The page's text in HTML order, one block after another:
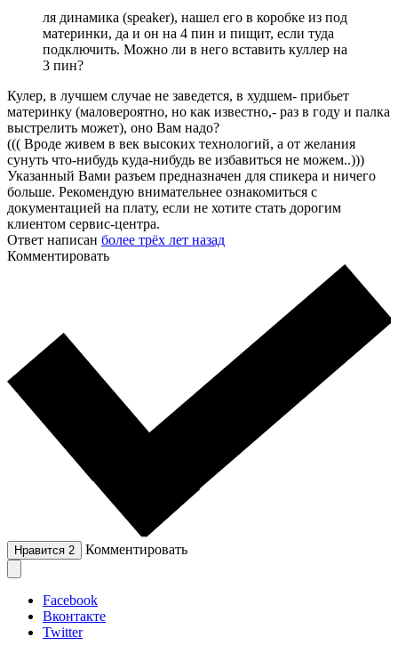
ля динамика (speaker), нашел его в коробке из под
материнки, да и он на 4 пин и пищит, если туда
подключить. Можно ли в него вставить куллер на
3 пин?
Кулер, в лучшем случае не заведется, в худшем- прибьет
материнку (маловероятно, но как известно,- раз в году и палка
выстрелить может), оно Вам надо?
((( Вроде живем в век высоких технологий, а от желания
сунуть что-нибудь куда-нибудь ве избавиться не можем..)))
Указанный Вами разъем предназначен для спикера и ничего
больше. Рекомендую внимательнее ознакомиться с
документацией на плату, если не хотите стать дорогим
клиентом сервис-центра.
Ответ написан более трёх лет назад
Комментировать
Нравится 2 Комментировать
Facebook
Вконтакте
Twitter